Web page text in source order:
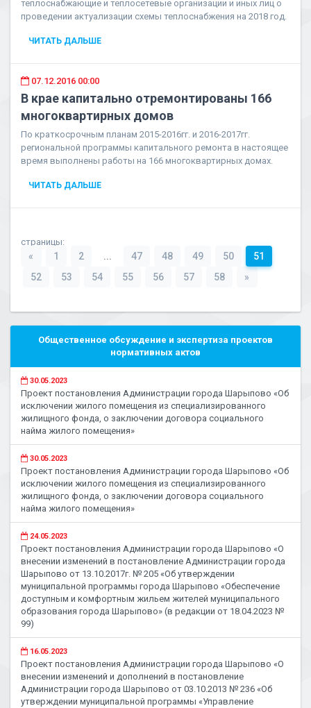
теплоснабжающие и теплосетевые организации и иных лиц о
проведении актуализации схемы теплоснабжения на 2018 год.
ЧИТАТЬ ДАЛЬШЕ
07.12.2016 00:00
В крае капитально отремонтированы 166
многоквартирных домов
По краткосрочным планам 2015-2016гг. и 2016-2017гг.
региональной программы капитального ремонта в настоящее
время выполнены работы на 166 многоквартирных домах.
ЧИТАТЬ ДАЛЬШЕ
страницы:
« 1 2 ... 47 48 49 50
51
52
53 54 55 56 57 58 »
Общественное обсуждение и экспертиза проектов
нормативных актов
30.05.2023
Проект постановления Администрации города Шарыпово «Об
исключении жилого помещения из специализированного
жилищного фонда, о заключении договора социального
найма жилого помещения»
30.05.2023
Проект постановления Администрации города Шарыпово «Об
исключении жилого помещения из специализированного
жилищного фонда, о заключении договора социального
найма жилого помещения»
24.05.2023
Проект постановления Администрации города Шарыпово «О
внесении изменений в постановление Администрации города
Шарыпово от 13.10.2017г. № 205 «Об утверждении
муниципальной программы города Шарыпово «Обеспечение
доступным и комфортным жильем жителей муниципального
образования города Шарыпово» (в редакции от 18.04.2023 №
99)
16.05.2023
Проект постановления Администрации города Шарыпово «О
внесении изменений и дополнений в постановление
Администрации города Шарыпово от 03.10.2013 № 236 «Об
утверждении муниципальной программы «Управление